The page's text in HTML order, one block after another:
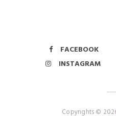
FACEBOOK
INSTAGRAM
Copyrights ©